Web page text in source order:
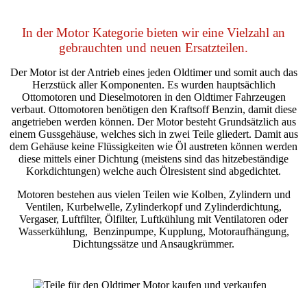
In der MotorKategorie bieten wir eine Vielzahl an
gebrauchten und neuen Ersatzteilen.
Der Motor ist der Antrieb eines jeden Oldtimer und somit auch das
Herzstück aller Komponenten. Es wurden hauptsächlich
Ottomotoren und Dieselmotoren in den Oldtimer Fahrzeugen
verbaut. Ottomotoren benötigen den Kraftsoff Benzin, damit diese
angetrieben werden können. Der Motor besteht Grundsätzlich aus
einem Gussgehäuse, welches sich in zwei Teile gliedert. Damit aus
dem Gehäuse keine Flüssigkeiten wie Öl austreten können werden
diese mittels einer Dichtung (meistens sind das hitzebeständige
Korkdichtungen) welche auch Ölresistent sind abgedichtet.
Motoren bestehen aus vielen Teilen wie Kolben, Zylindern und
Ventilen, Kurbelwelle, Zylinderkopf und Zylinderdichtung,
Vergaser, Luftfilter, Ölfilter, Luftkühlung mit Ventilatoren oder
Wasserkühlung, Benzinpumpe, Kupplung, Motoraufhängung,
Dichtungssätze und Ansaugkrümmer.